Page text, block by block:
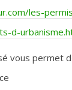
les-
d-
vous permet